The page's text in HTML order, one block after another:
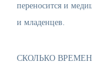
переносится и
и младенцев.
СКОЛЬКО